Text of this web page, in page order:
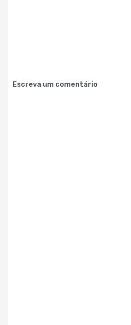
Escreva um comentário